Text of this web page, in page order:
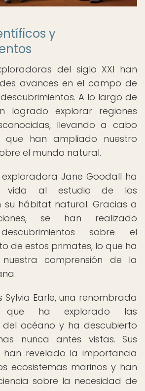
y
del siglo XXI han
avances en el campo de
A lo largo de
logrado explorar regiones
llevando a cabo
que han ampliado nuestro
el mundo natural.
exploradora Jane Goodall ha
vida al estudio de los
su hábitat natural. Gracias a
se han realizado
sobre el
de estos primates, lo que ha
comprensión de la
Sylvia Earle, una renombrada
que ha explorado las
océano y ha descubierto
nunca antes vistas. Sus
han revelado la importancia
ecosistemas marinos y han
sobre la necesidad de